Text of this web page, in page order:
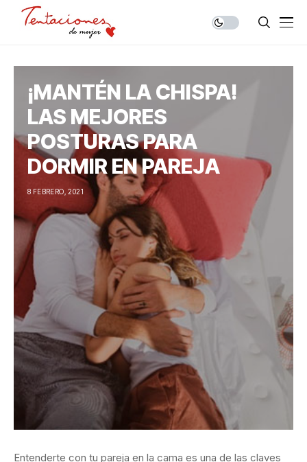
¡MANTÉN LA CHISPA!
LAS MEJORES
POSTURAS PARA
DORMIR EN PAREJA
8 FEBRERO, 2021
Entenderte con tu pareja en la cama es una de las claves